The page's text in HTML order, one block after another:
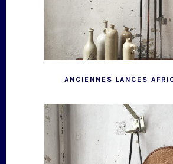
ANCIENNES LANCES